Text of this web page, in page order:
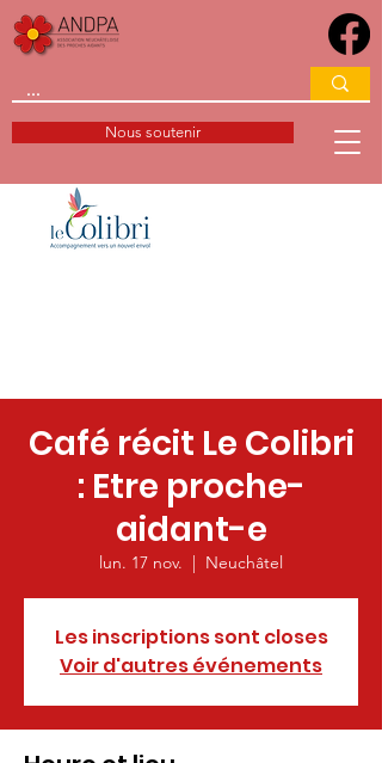
Nous soutenir
Café récit Le Colibri
: Etre proche-
aidant-e
lun. 17 nov.
  |
Neuchâtel
Les inscriptions sont closes
Voir d'autres événements